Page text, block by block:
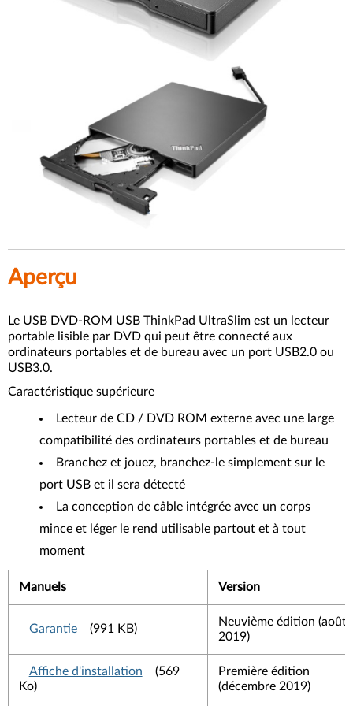
Aperçu
Le USB DVD-ROM USB ThinkPad UltraSlim est un lecteur
portable lisible par DVD qui peut être connecté aux
ordinateurs portables et de bureau avec un port USB2.0 ou
USB3.0.
Caractéristique supérieure
Lecteur de CD / DVD ROM externe avec une large
compatibilité des ordinateurs portables et de bureau
Branchez et jouez, branchez-le simplement sur le
port USB et il sera détecté
La conception de câble intégrée avec un corps
mince et léger le rend utilisable partout et à tout
moment
Manuels Version
Garantie (991 KB)
Neuvième édition (août
2019)
Affiche d'installation
(569
Ko)
Première édition
(décembre 2019)